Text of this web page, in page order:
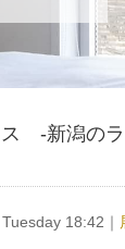
-新潟の
18:42｜